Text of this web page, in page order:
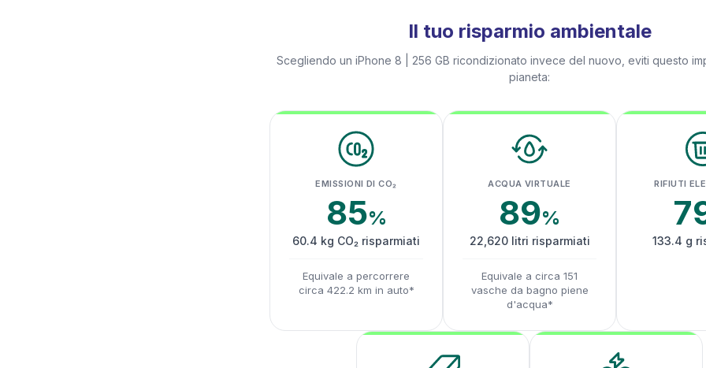
Il tuo risparmio ambientale
Scegliendo un iPhone 8 | 256 GB ricondizionato invece del nuovo, eviti questo
pianeta:
EMISSIONI DI CO₂
85%
60.4 kg CO₂ risparmiati
Equivale a percorrere
circa 422.2 km in auto*
ACQUA VIRTUALE
89%
22,620 litri risparmiati
Equivale a circa 151
vasche da bagno piene
d'acqua*
RIFIUTI
133.4 g